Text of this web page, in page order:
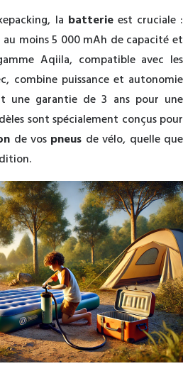
la batterieest cruciale :
au moins 5 000 mAh de capacité et
Aqiila, compatible avec les
combine puissance et autonomie
une garantie de 3 ans pour une
sont spécialement conçus pour
de vos pneus de vélo, quelle que